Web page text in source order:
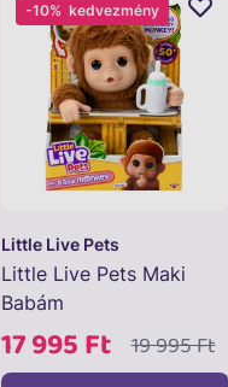
Little Live Pets
Little Live Pets Maki
Babám
17 995 Ft 19 995 Ft
-10% kedvezmény